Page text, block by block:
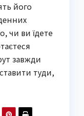
його
чи ви їдете
завжди
туди,